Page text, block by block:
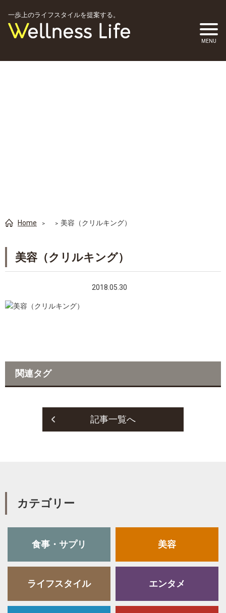
一歩上のライフスタイルを提案する。
Home 美容（クリルキング）
美容（クリルキング）
2018.05.30
関連タグ
記事一覧へ
カテゴリー
食事・サプリ 美容
ライフスタイル エンタメ